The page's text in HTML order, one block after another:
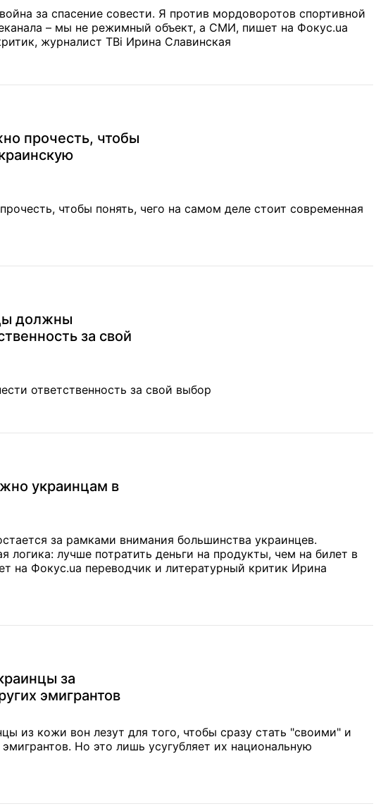
за спасение совести. Я против мордоворотов спортивной
на Фокус.ua
журналист ТВі Ирина Славинская
прочесть, чтобы
чтобы понять, чего на самом деле стоит современная
должны
за свой
ответственность за свой выбор
украинцам в
за рамками внимания большинства украинцев.
логика: лучше потратить деньги на продукты, чем на билет в
на Фокус.ua переводчик и литературный критик Ирина
за
эмигрантов
из кожи вон лезут для того, чтобы сразу стать "своими" и
Но это лишь усугубляет их национальную